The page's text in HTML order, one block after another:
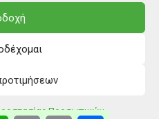
Προσωπικών
Media S.A.